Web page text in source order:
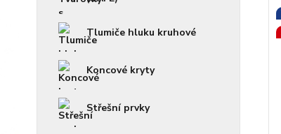
Tlumiče hluku kruhové
Koncové kryty
Střešní prvky